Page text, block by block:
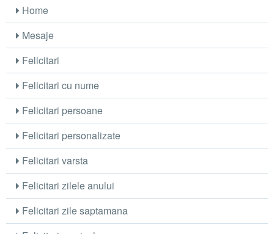
Home
Mesaje
Felicitari
Felicitari cu nume
Felicitari persoane
Felicitari personalizate
Felicitari varsta
Felicitari zilele anului
Felicitari zile saptamana